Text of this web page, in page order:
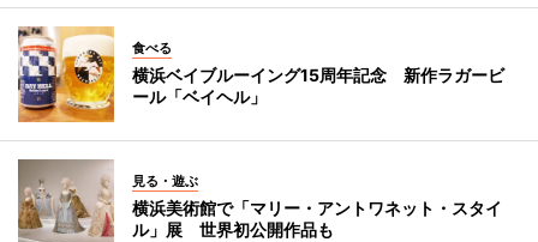
食べる
横浜ベイブルーイング15周年記念 新作ラガービ
ール「ベイヘル」
見る・遊ぶ
横浜美術館で「マリー・アントワネット・スタイ
ル」展 世界初公開作品も